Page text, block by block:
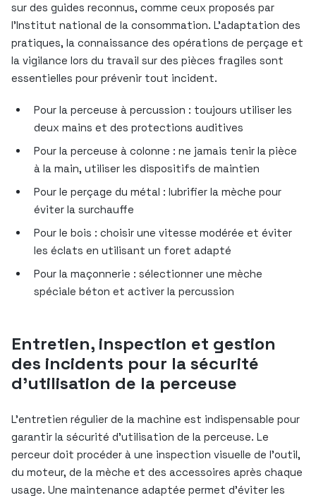
sur des guides reconnus, comme ceux proposés par
l’Institut national de la consommation. L’adaptation des
pratiques, la connaissance des opérations de perçage et
la vigilance lors du travail sur des pièces fragiles sont
essentielles pour prévenir tout incident.
Pour la perceuse à percussion : toujours utiliser les
deux mains et des protections auditives
Pour la perceuse à colonne : ne jamais tenir la pièce
à la main, utiliser les dispositifs de maintien
Pour le perçage du métal : lubrifier la mèche pour
éviter la surchauffe
Pour le bois : choisir une vitesse modérée et éviter
les éclats en utilisant un foret adapté
Pour la maçonnerie : sélectionner une mèche
spéciale béton et activer la percussion
Entretien, inspection et gestion
des incidents pour la sécurité
d’utilisation de la perceuse
L’entretien régulier de la machine est indispensable pour
garantir la sécurité d’utilisation de la perceuse. Le
perceur doit procéder à une inspection visuelle de l’outil,
du moteur, de la mèche et des accessoires après chaque
usage. Une maintenance adaptée permet d’éviter les